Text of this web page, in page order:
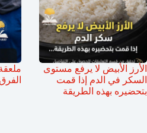
الأرز الأبيض لا يرفع مستوى
السكر في الدم إذا قمت
بتحضيره بهذه الطريقة